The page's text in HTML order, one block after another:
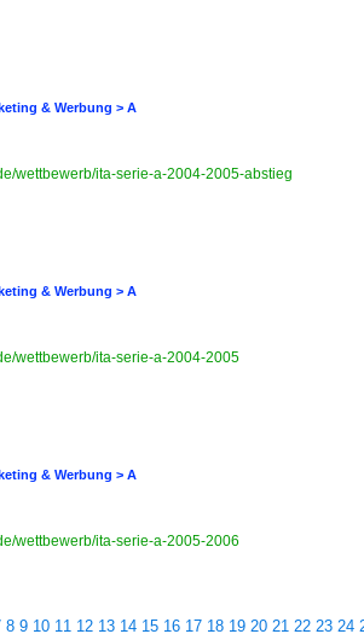
& Werbung > A
wettbewerb/ita-serie-a-2004-2005-abstieg
& Werbung > A
wettbewerb/ita-serie-a-2004-2005
& Werbung > A
wettbewerb/ita-serie-a-2005-2006
8 9 10 11 12 13 14 15 16 17 18 19 20 21 22 23 24